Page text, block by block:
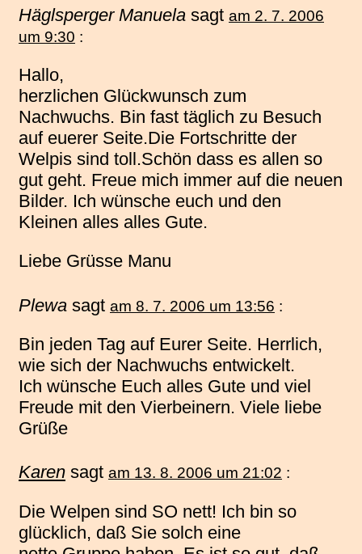
Häglsperger Manuela sagt am 2. 7. 2006
um 9:30 :
Hallo,
herzlichen Glückwunsch zum
Nachwuchs. Bin fast täglich zu Besuch
auf euerer Seite.Die Fortschritte der
Welpis sind toll.Schön dass es allen so
gut geht. Freue mich immer auf die neuen
Bilder. Ich wünsche euch und den
Kleinen alles alles Gute.
Liebe Grüsse Manu
Plewa sagt am 8. 7. 2006 um 13:56 :
Bin jeden Tag auf Eurer Seite. Herrlich,
wie sich der Nachwuchs entwickelt.
Ich wünsche Euch alles Gute und viel
Freude mit den Vierbeinern. Viele liebe
Grüße
Karen sagt am 13. 8. 2006 um 21:02 :
Die Welpen sind SO nett! Ich bin so
glücklich, daß Sie solch eine